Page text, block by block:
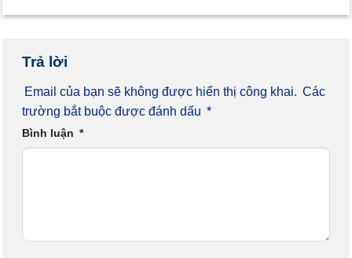
Trả lời
Email của bạn sẽ không được hiển thị công khai. Các
trường bắt buộc được đánh dấu *
Bình luận *